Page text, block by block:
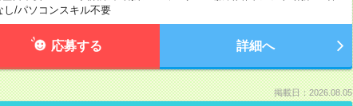
し/パソコンスキル不要
応募する 詳細へ
掲載日：2026.08.05